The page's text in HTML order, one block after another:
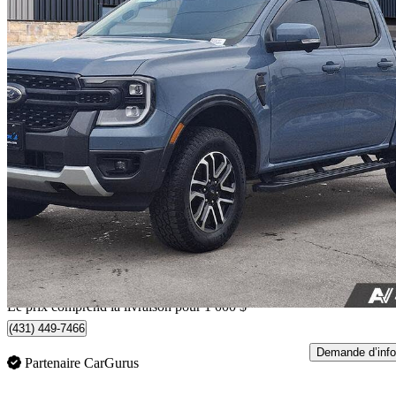
2024 Ford Ranger
Lariat SuperCrew 4WD 35 000 km
50 998 $ Affaire
894 $/mois env.
Livraison à domicile de Guelph, ON
Le prix comprend la livraison pour 1 000 $
(431) 449-7466
Partenaire CarGurus
Demande d’info